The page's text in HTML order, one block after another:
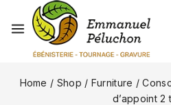
Home / Shop / Furniture /
d’appoint 2